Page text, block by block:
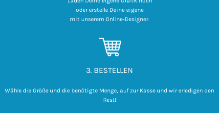
oder erstelle Deine eigene
mit unserem Online-Designer.
3. BESTELLEN
Wähle die Größe und die benötigte Menge, auf zur Kasse und wir erledigen den
Rest!